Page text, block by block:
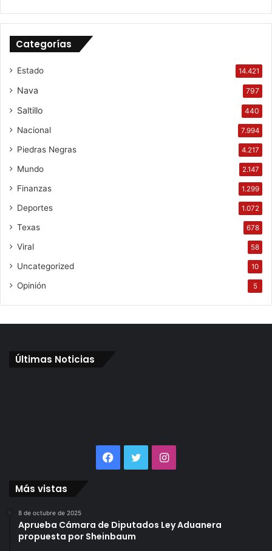
Categorías
Estado 14.421
Nava 797
Saltillo 440
Nacional 7.994
Piedras Negras 4.217
Mundo 2.147
Finanzas 1.299
Deportes 1.072
Texas 678
Viral 58
Uncategorized 10
Opinión 5
Últimas Noticias
Facebook
TwitterInstagram
Más vistas
8 de octubre de 2025
Aprueba Cámara de Diputados Ley Aduanera
propuesta por Sheinbaum